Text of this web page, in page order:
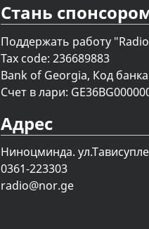
Стань
Поддержать работу "Radio
Tax code: 236689883
Bank of Georgia, Код
Счет в лари:
Адрес
Ниноцминда.
0361-223303
radio@nor.ge